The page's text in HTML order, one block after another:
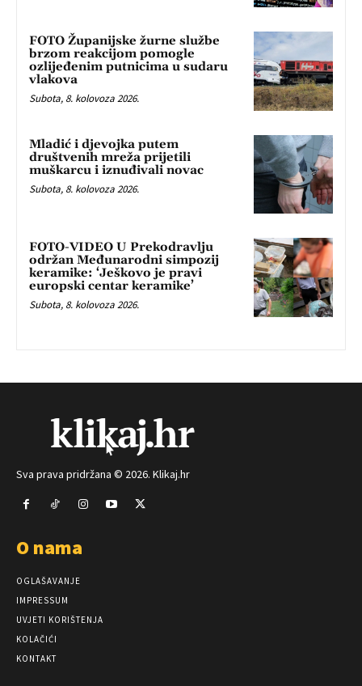
FOTO Županijske žurne službe
brzom reakcijom pomogle
ozlijeđenim putnicima u sudaru
vlakova
Subota, 8. kolovoza 2026.
Mladić i djevojka putem
društvenih mreža prijetili
muškarcu i iznuđivali novac
Subota, 8. kolovoza 2026.
FOTO-VIDEO U Prekodravlju
održan Međunarodni simpozij
keramike: ‘Ješkovo je pravi
europski centar keramike’
Subota, 8. kolovoza 2026.
Sva prava pridržana © 2026. Klikaj.hr
O nama
OGLAŠAVANJE
IMPRESSUM
UVJETI KORIŠTENJA
KOLAČIĆI
KONTAKT